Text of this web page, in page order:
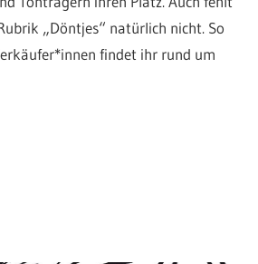
„Döntjes“ natürlich nicht. So
findet ihr rund um